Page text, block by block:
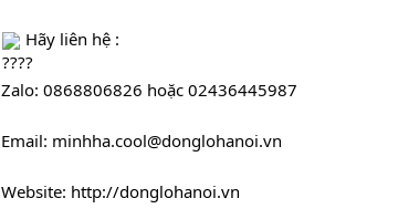
Hãy liên hệ :
Zalo: 0868806826 hoặc 02436445987
Email: minhha.cool@donglohanoi.vn
Website: http://donglohanoi.vn